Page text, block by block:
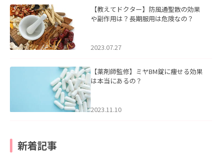
【教えてドクター】防風通聖散の効果
や副作用は？長期服用は危険なの？
2023.07.27
【薬剤師監修】ミヤBM錠に痩せる効果
は本当にあるの？
2023.11.10
新着記事